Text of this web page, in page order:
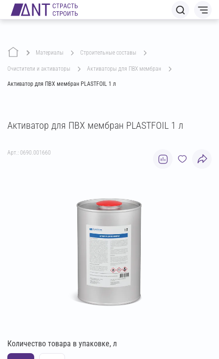
Материалы строительные составы
очистители и активаторы активаторы для ПВХ мембран
Активатор для ПВХ мембран PLASTFOIL 1 л
Активатор для ПВХ мембран PLASTFOIL 1 л
Арт.: 0690.001660
Количество товара в упаковке, л